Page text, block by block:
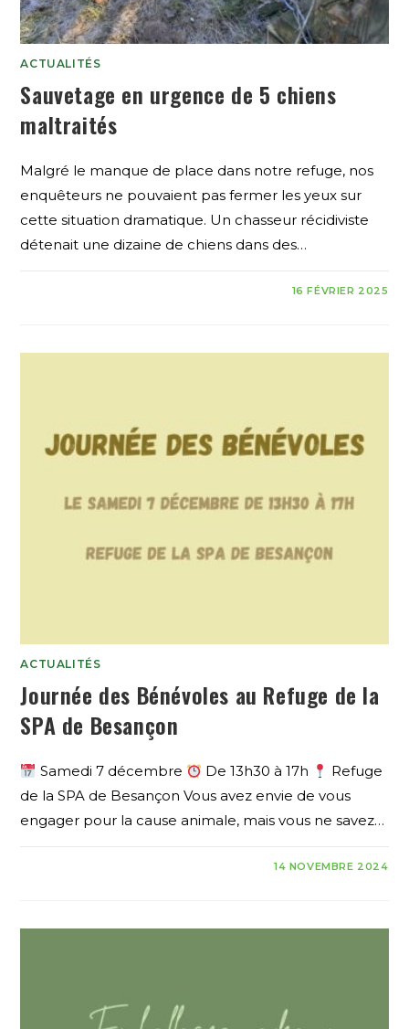
ACTUALITÉS
Sauvetage en urgence de 5 chiens
maltraités
Malgré le manque de place dans notre refuge, nos
enquêteurs ne pouvaient pas fermer les yeux sur
cette situation dramatique. Un chasseur récidiviste
détenait une dizaine de chiens dans des…
16 FÉVRIER 2025
ACTUALITÉS
Journée des Bénévoles au Refuge de la
SPA de Besançon
Samedi 7 décembre De 13h30 à 17h
Refuge
de la SPA de Besançon Vous avez envie de vous
engager pour la cause animale, mais vous ne savez…
14 NOVEMBRE 2024